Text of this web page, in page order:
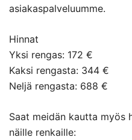
asiakaspalveluumme.
Hinnat
Yksi rengas: 172 €
Kaksi rengasta: 344 €
Neljä rengasta: 688 €
Saat meidän kautta myös
näille renkaille: